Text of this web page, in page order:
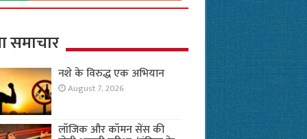
समाचार
नशे के विरुद्ध एक अभियान
August 7, 2026
लॉजिक और कॉमन सेंस की